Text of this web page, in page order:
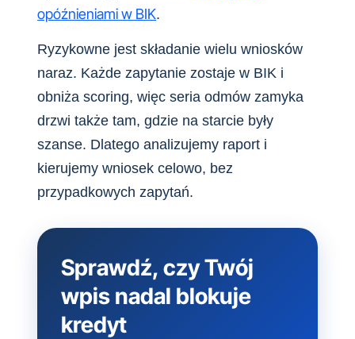
opóźnieniami w BIK.
Ryzykowne jest składanie wielu wniosków
naraz. Każde zapytanie zostaje w BIK i
obniża scoring, więc seria odmów zamyka
drzwi także tam, gdzie na starcie były
szanse. Dlatego analizujemy raport i
kierujemy wniosek celowo, bez
przypadkowych zapytań.
Sprawdź, czy Twój
wpis nadal blokuje
kredyt